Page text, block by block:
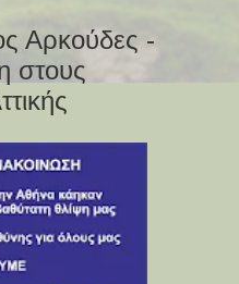
Αρκούδες -
στους